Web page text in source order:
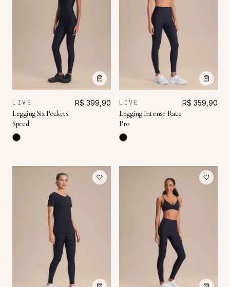
LIVE
Legging Six Pockets
Speed
R$ 399,90 LIVE
Legging Intense Race
Pro
R$ 359,90